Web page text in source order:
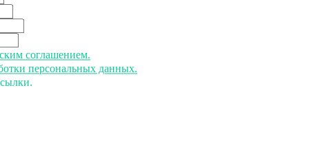
соглашением.
персональных данных.